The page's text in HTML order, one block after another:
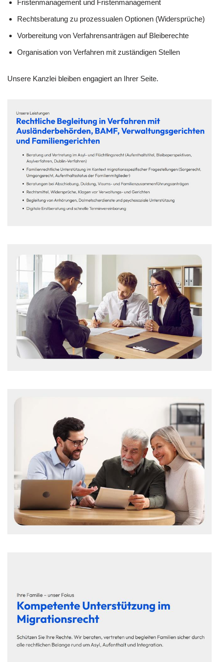
Fristenmanagement und Fristenmanagement
Rechtsberatung zu prozessualen Optionen (Widersprüche)
Vorbereitung von Verfahrensanträgen auf Bleiberechte
Organisation von Verfahren mit zuständigen Stellen
Unsere Kanzlei bleiben engagiert an Ihrer Seite.